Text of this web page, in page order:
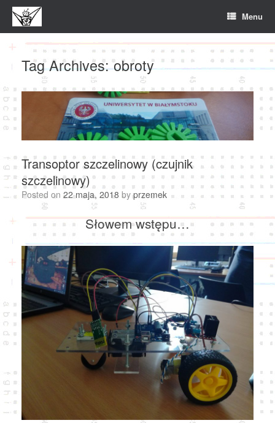
Skip
content
Menu
Tag Archives:obroty
Transoptor szczelinowy (czujnik
szczelinowy)
Posted on 22 maja, 2018 byprzemek
Słowem wstępu…